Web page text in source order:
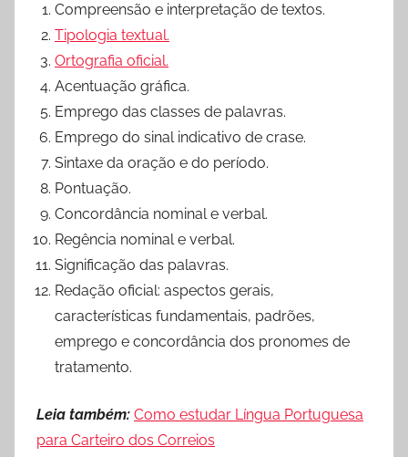
Compreensão e interpretação de textos.
Tipologia textual.
Ortografia oficial.
Acentuação gráfica.
Emprego das classes de palavras.
Emprego do sinal indicativo de crase.
Sintaxe da oração e do período.
Pontuação.
Concordância nominal e verbal.
Regência nominal e verbal.
Significação das palavras.
Redação oficial: aspectos gerais,
características fundamentais, padrões,
emprego e concordância dos pronomes de
tratamento.
Leia também: Como estudar Língua Portuguesa
para Carteiro dos Correios